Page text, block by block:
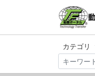
カテゴリ